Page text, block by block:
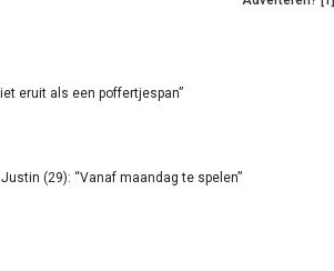
eruit als een poffertjespan”
(29): “Vanaf maandag te spelen”